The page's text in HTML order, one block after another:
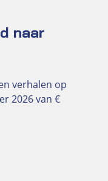
naar
verhalen op
2026 van €